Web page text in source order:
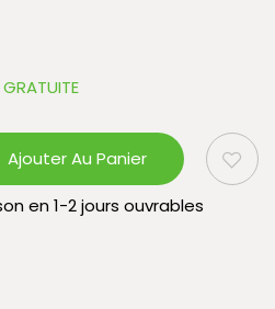
Ajouter Au Panier
en 1-2 jours ouvrables